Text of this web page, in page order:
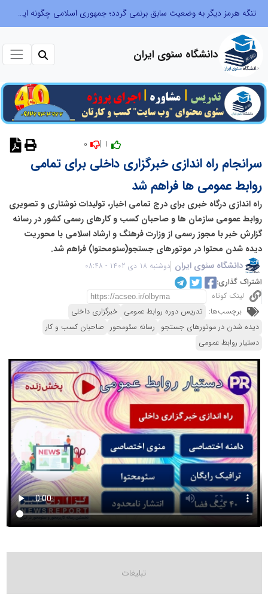
تنگه هرمز دیگر به وضعیت سابق برنمی گردد؛ جمهوری اسلامی چگونه این آبراه راهبردی را به دال مرکزی نظم امنیتی جدید غرب آسیا تبدیل می کند؟
دانشگاه سئوی ایران
سرانجام راه اندازی خبرگزاری داخلی برای تمامی
روابط عمومی ها فراهم شد
راه اندازی درگاه خبری برای درج تمامی اخبار، تولیدات نوشتاری و تصویری
روابط عمومی سازمان ها و صاحبان کسب و کارهای رسمی کشور در رسانه
گزارش خبر با مجوز رسمی از وزارت فرهنگ و ارشاد اسلامی با محوریت
دیده شدن محتوا در موتورهای جستجو(سئومحتوا) فراهم شد.
دانشگاه سئوی ایران دوشنبه 18 دی 1402 - 08:48
اشتراک گذاری:
لینک کوتاه
برچسب‌ها: تدریس دوره روابط عمومی خبرگزاری داخلی
دیده شدن در موتورهای جستجو رسانه سئومحور صاحبان کسب و کار
دستیار روابط عمومی